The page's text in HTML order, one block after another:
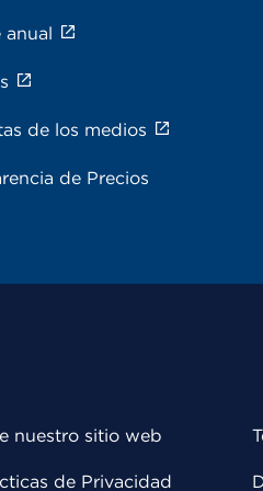
anual
de los medios
de Precios
nuestro sitio web
de Privacidad